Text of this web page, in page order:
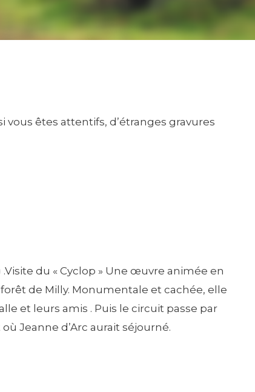
êtes attentifs, d’étranges gravures
du « Cyclop » Une œuvre animée en
de Milly. Monumentale et cachée, elle
et leurs amis . Puis le circuit passe par
Jeanne d’Arc aurait séjourné.